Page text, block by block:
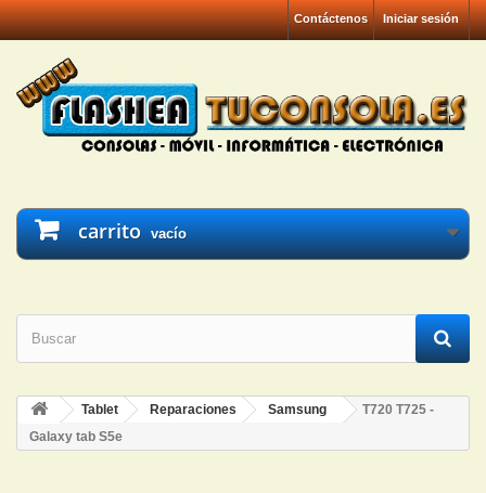
Iniciar sesión
Contáctenos
carrito vacío
Tablet Reparaciones Samsung
T720 T725 -
Galaxy tab S5e